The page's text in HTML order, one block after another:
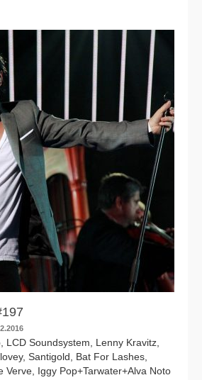
TelegramОтправить
Elton John Linkin Park Muse , Pet Shop Boys
Girls Океан Ельзи
LCD Soundsystem, Lenny Kravitz,
Santigold, Bat For Lashes,
Verve, Iggy Pop+Tarwater+Alva Noto